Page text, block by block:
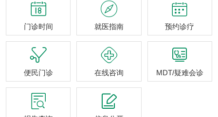

门诊时间

就医指南

预约诊疗

便民门诊

在线咨询

MDT/疑难会诊
 